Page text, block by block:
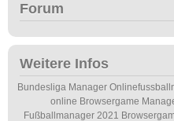
Forum
Weitere Infos
Bundesliga Manager
online Browsergame
Fußballmanager 2021